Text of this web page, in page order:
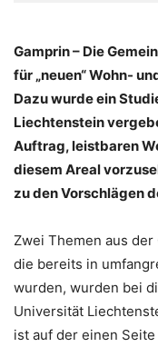
Gamprin – Die
für „neuen“ Wohn-
Dazu wurde ein
Liechtenstein
Auftrag, leistbaren
diesem Areal
zu den Vorschlägen
Zwei Themen aus
die bereits in
wurden, wurden bei
Universität
ist auf der einen